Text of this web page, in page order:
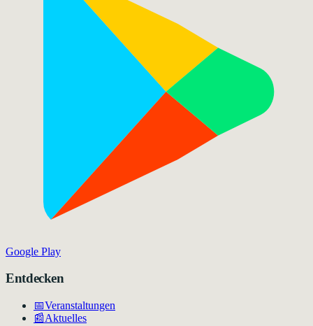
Google Play
Entdecken
📅Veranstaltungen
📰Aktuelles